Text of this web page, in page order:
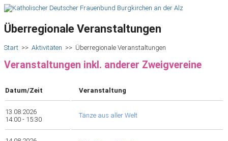
Überregionale Veranstaltungen
Start >> Aktivitäten >> Überregionale Veranstaltungen
Veranstaltungen inkl. anderer Zweigvereine
Datum/Zeit Veranstaltung
13.08.2026
14:00 - 15:30
Tänze aus aller Welt